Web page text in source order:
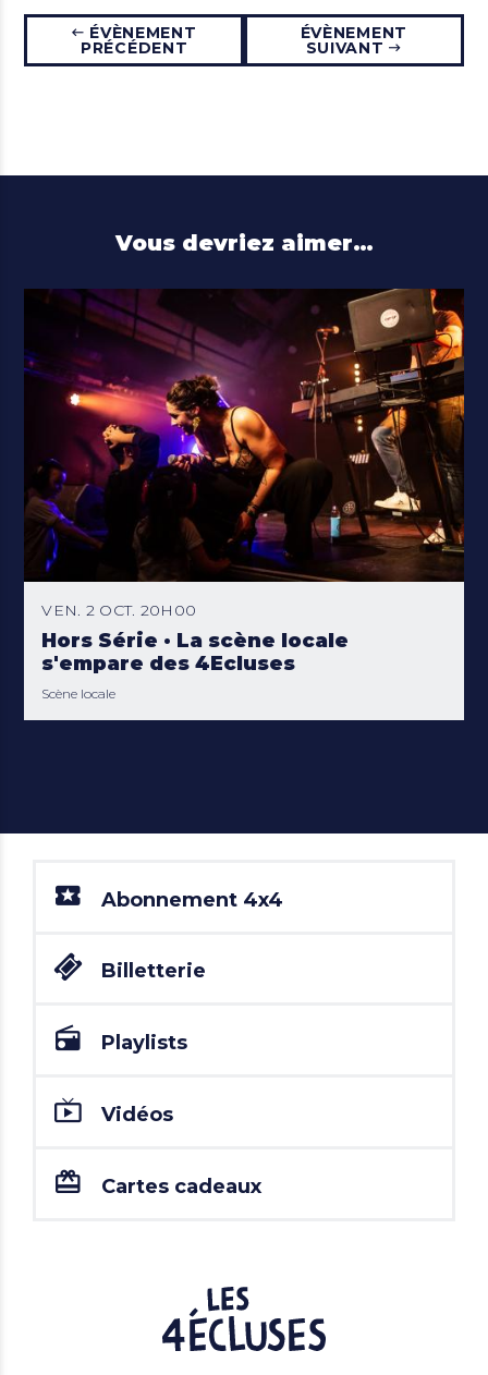
ÉVÈNEMENT
PRÉCÉDENT
ÉVÈNEMENT
SUIVANT
Vous devriez aimer…
VEN. 2 OCT. 20H00
Hors Série · La scène locale
s'empare des 4Ecluses
Scène locale
Abonnement 4x4
Billetterie
Playlists
Vidéos
Cartes cadeaux